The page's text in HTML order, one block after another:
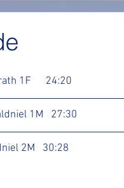
1F      24:20
1M   27:30
2M   30:28